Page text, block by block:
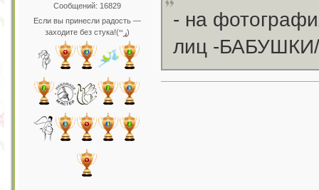
Сообщений: 16829
Если вы принесли радость —
заходите без стука!(ړײ)
- на
лиц -